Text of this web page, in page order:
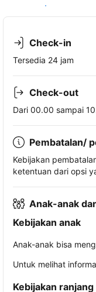
Lihat ketersediaan
Check-in
Tersedia 24 jam
Check-out
Dari 00.00 sampai
Pembatalan/
Kebijakan
ketentuan dari opsi
Anak-anak
Kebijakan anak
Anak-anak bisa
Untuk melihat
Kebijakan